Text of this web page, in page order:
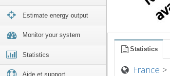
Estimate energy output
Monitor your system
Statistics
Aide et support
Statistics
France >